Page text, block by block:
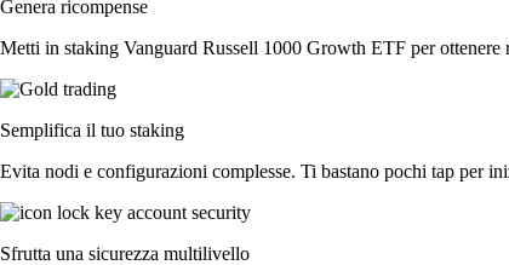
Genera ricompense
Metti in staking Vanguard Russell 1000 Growth ETF per ottenere
Semplifica il tuo staking
Evita nodi e configurazioni complesse. Ti bastano pochi tap per
Sfrutta una sicurezza multilivello